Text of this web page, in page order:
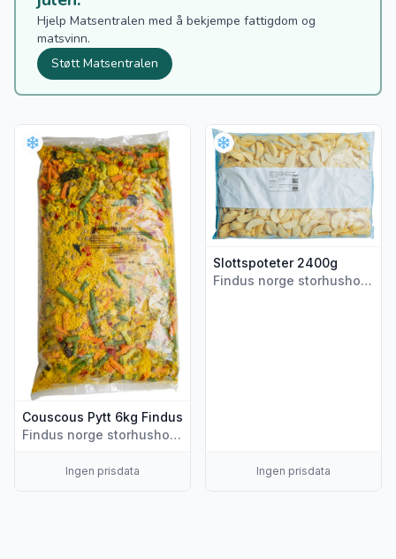
Hjelp Matsentralen med å bekjempe fattigdom og
matsvinn.
Støtt Matsentralen
Couscous Pytt 6kg Findus
Findus norge storhusholdning
Ingen prisdata
Vis flere detaljer for produktet "Couscous Pytt 6kg Findus"
Slottspoteter 2400g
Findus norge storhusholdning
Ingen prisdata
Vis flere detaljer for